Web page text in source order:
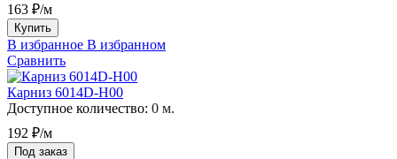
163 ₽/м
Купить
В избранное В избранном
Сравнить
Карниз 6014D-H00
Доступное количество: 0 м.
192 ₽/м
Под заказ